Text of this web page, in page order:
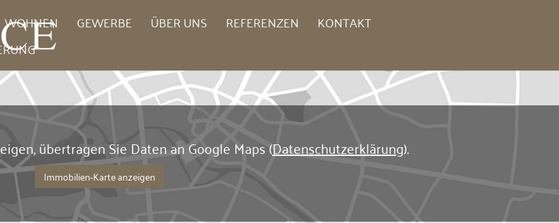
WOHNEN GEWERBE ÜBER UNS REFERENZEN
KONTAKT
übertragen Sie Daten an Google Maps (Datenschutzerklärung).
Immobilien-Karte anzeigen